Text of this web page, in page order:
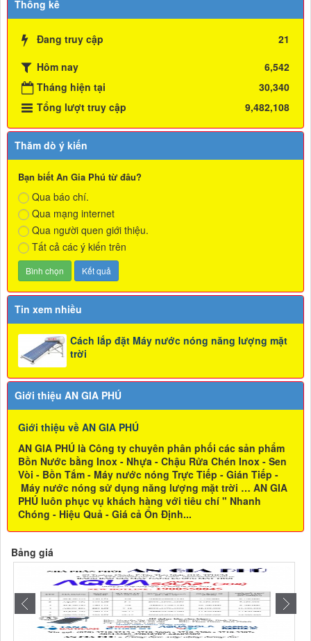
Thống kê
Đang truy cập
21
Hôm nay
6,542
Tháng hiện tại
30,340
Tổng lượt truy cập
9,482,108
Thăm dò ý kiến
Bạn biết An Gia Phú từ đâu?
Qua báo chí.
Qua mạng internet
Qua người quen giới thiệu.
Tất cả các ý kiến trên
Tin xem nhiều
Cách lắp đặt Máy nước nóng năng lượng mặt
trời
Giới thiệu AN GIA PHÚ
Giới thiệu về AN GIA PHÚ
AN GIA PHÚ là Công ty chuyên phân phối các sản phẩm
Bồn Nước bằng Inox - Nhựa - Chậu Rửa Chén Inox - Sen
Vòi - Bồn Tắm - Máy nước nóng Trực Tiếp - Gián Tiếp -
Máy nước nóng sử dụng năng lượng mặt trời … AN GIA
PHÚ luôn phục vụ khách hàng với tiêu chí " Nhanh
Chóng - Hiệu Quả - Giá cả Ổn Định...
Bảng giá